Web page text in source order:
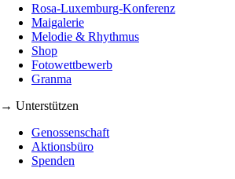
Rosa-Luxemburg-Konferenz
Maigalerie
Melodie & Rhythmus
Shop
Fotowettbewerb
Granma
→ Unterstützen
Genossenschaft
Aktionsbüro
Spenden